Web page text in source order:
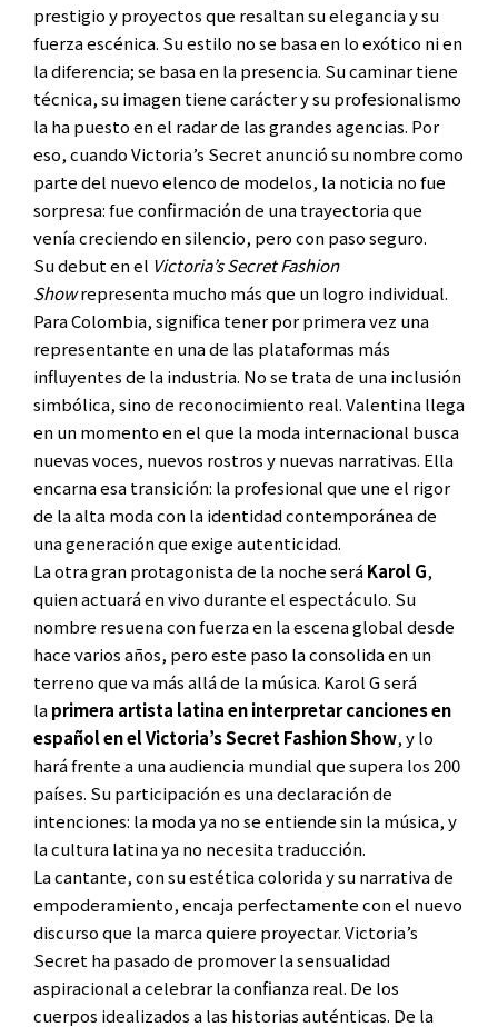
prestigio y proyectos que resaltan su elegancia y su
fuerza escénica. Su estilo no se basa en lo exótico ni en
la diferencia; se basa en la presencia. Su caminar tiene
técnica, su imagen tiene carácter y su profesionalismo
la ha puesto en el radar de las grandes agencias. Por
eso, cuando Victoria’s Secret anunció su nombre como
parte del nuevo elenco de modelos, la noticia no fue
sorpresa: fue confirmación de una trayectoria que
venía creciendo en silencio, pero con paso seguro.
Su debut en el Victoria’s Secret Fashion
Showrepresenta mucho más que un logro individual.
Para Colombia, significa tener por primera vez una
representante en una de las plataformas más
influyentes de la industria. No se trata de una inclusión
simbólica, sino de reconocimiento real. Valentina llega
en un momento en el que la moda internacional busca
nuevas voces, nuevos rostros y nuevas narrativas. Ella
encarna esa transición: la profesional que une el rigor
de la alta moda con la identidad contemporánea de
una generación que exige autenticidad.
La otra gran protagonista de la noche seráKarol G,
quien actuará en vivo durante el espectáculo. Su
nombre resuena con fuerza en la escena global desde
hace varios años, pero este paso la consolida en un
terreno que va más allá de la música. Karol G será
laprimera artista latina en interpretar canciones en
español en el Victoria’s Secret Fashion Show, y lo
hará frente a una audiencia mundial que supera los 200
países. Su participación es una declaración de
intenciones: la moda ya no se entiende sin la música, y
la cultura latina ya no necesita traducción.
La cantante, con su estética colorida y su narrativa de
empoderamiento, encaja perfectamente con el nuevo
discurso que la marca quiere proyectar. Victoria’s
Secret ha pasado de promover la sensualidad
aspiracional a celebrar la confianza real. De los
cuerpos idealizados a las historias auténticas. De la